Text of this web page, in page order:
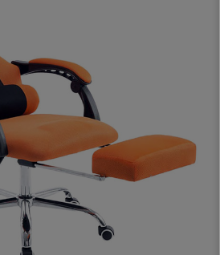
mantienen en una postura óptima.
en altura
de una postura muy cómoda.
mención loscojines lumbar y cervical
complemento que suma un plus de confort
comodidad inigualable.
ofrececalidad de fabricación y
estructura y base son metálicas
, aportando
Por otro lado, esta silla está
calidad y fácil limpieza
, para que puedas optar por el que más se